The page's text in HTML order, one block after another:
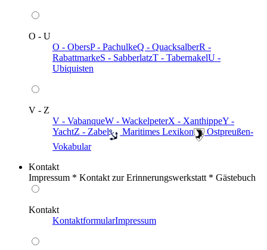
O - U
O - ObersP - PachulkeQ - QuacksalberR -
RabattmarkeS - SabberlatzT - TabernakelU -
Ubiquisten
V - Z
V - VabanqueW - WackelpeterX - XanthippeY -
YachtZ - Zabel ️ Maritimes Lexikon
️ Ostpreußen-
Vokabular
Kontakt
Impressum * Kontakt zur Erinnerungswerkstatt * Gästebuch
Kontakt
KontaktformularImpressum